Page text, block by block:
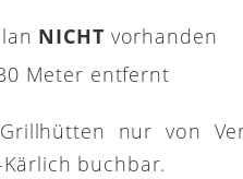
NICHT vorhanden
Meter entfernt
nur von
buchbar.